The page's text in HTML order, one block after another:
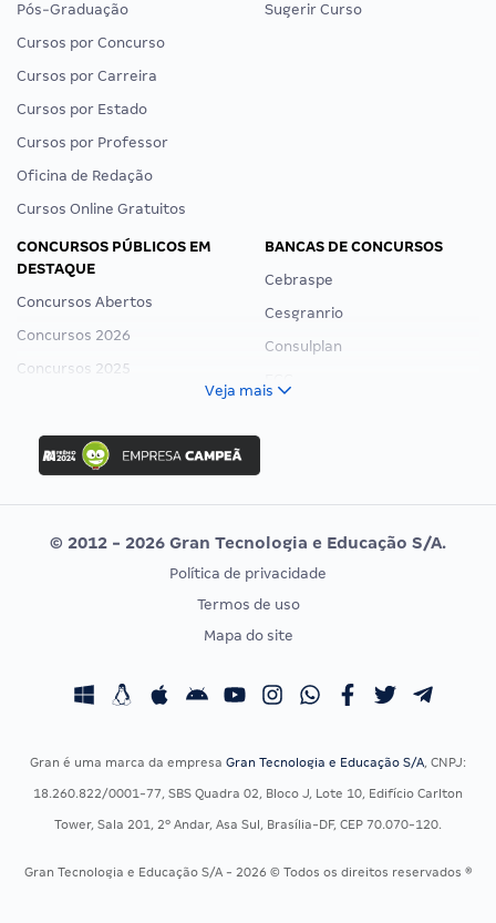
Pós-Graduação
Cursos por Concurso
Cursos por Carreira
Cursos por Estado
Cursos por Professor
Oficina de Redação
Cursos Online Gratuitos
Sugerir Curso
CONCURSOS PÚBLICOS EM
DESTAQUE
Concursos Abertos
Concursos 2026
Concursos 2025
Concurso Ibama
Concurso MPU
Editais publicados
BANCAS DE CONCURSOS
Cebraspe
Cesgranrio
Consulplan
Vunesp
CONCURSOS POR PROFISSÃO
Concursos Fiscais
Concursos Saúde
Residência Multiprofissional
EXAME DE ORDEM
Calendário OAB
Veja mais
© 2012 - 2026 Gran Tecnologia e Educação S/A.
Política de privacidade
Termos de uso
Mapa do site
Gran é uma marca da empresa Gran Tecnologia e Educação S/A, CNPJ:
18.260.822/0001-77, SBS Quadra 02, Bloco J, Lote 10, Edifício Carlton
Tower, Sala 201, 2º Andar, Asa Sul, Brasília-DF, CEP 70.070-120.
Gran Tecnologia e Educação S/A - 2026 © Todos os direitos reservados ®